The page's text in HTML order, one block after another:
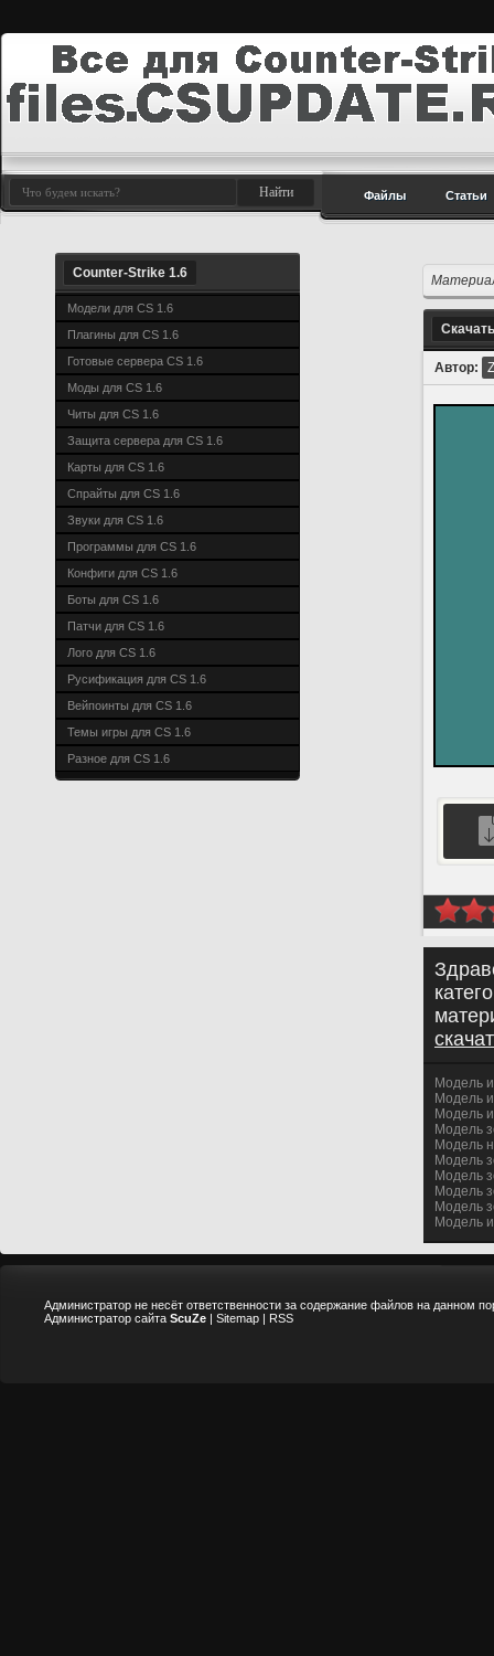
Файлы Статьи
Counter-Strike 1.6
Модели для CS 1.6
Плагины для CS 1.6
Готовые сервера CS 1.6
Моды для CS 1.6
Читы для CS 1.6
Защита сервера для CS 1.6
Карты для CS 1.6
Спрайты для CS 1.6
Звуки для CS 1.6
Программы для CS 1.6
Конфиги для CS 1.6
Боты для CS 1.6
Патчи для CS 1.6
Лого для CS 1.6
Русификация для CS 1.6
Вейпоинты для CS 1.6
Темы игры для CS 1.6
Разное для CS 1.6
Автор:
Модель
Модель
Модель
Модель
Модель
Модель
Модель
Модель
Модель
Модель
Администратор не несёт ответственности за содержание файлов на данном
Администратор сайта ScuZe | Sitemap | RSS